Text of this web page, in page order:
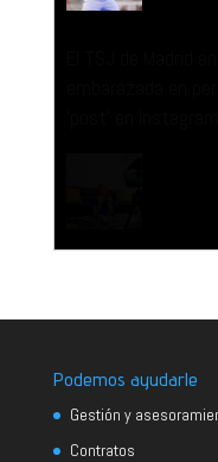
Podemos ayudarle
Gestión y
Contratos